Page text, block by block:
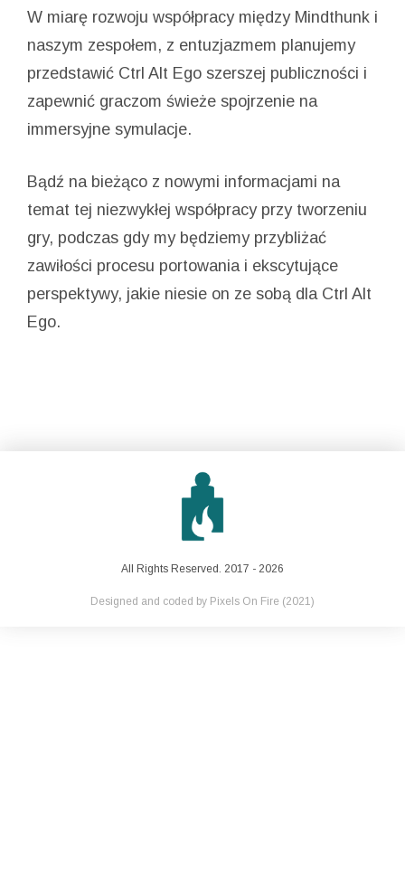
W miarę rozwoju współpracy między Mindthunk i
naszym zespołem, z entuzjazmem planujemy
przedstawić Ctrl Alt Ego szerszej publiczności i
zapewnić graczom świeże spojrzenie na
immersyjne symulacje.
Bądź na bieżąco z nowymi informacjami na
temat tej niezwykłej współpracy przy tworzeniu
gry, podczas gdy my będziemy przybliżać
zawiłości procesu portowania i ekscytujące
perspektywy, jakie niesie on ze sobą dla Ctrl Alt
Ego.
All Rights Reserved. 2017 - 2026
Designed and coded by Pixels On Fire (2021)